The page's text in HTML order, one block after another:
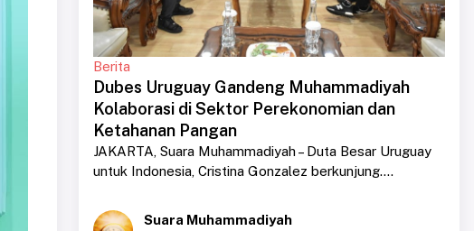
Berita
Dubes Uruguay Gandeng Muhammadiyah
Kolaborasi di Sektor Perekonomian dan
Ketahanan Pangan
JAKARTA, Suara Muhammadiyah – Duta Besar Uruguay
untuk Indonesia, Cristina Gonzalez berkunjung....
Suara Muhammadiyah